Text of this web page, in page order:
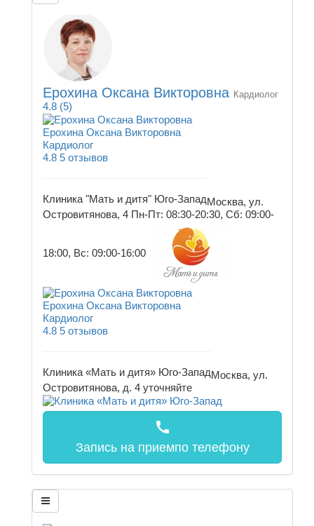
Ерохина Оксана Викторовна Кардиолог
4.8 (5)
Ерохина Оксана Викторовна
Кардиолог
4.8 5 отзывов
Клиника "Мать и дитя" Юго-ЗападМосква, ул.
Островитянова, 4 Пн-Пт: 08:30-20:30, Сб: 09:00-
18:00, Вс: 09:00-16:00
Ерохина Оксана Викторовна
Кардиолог
4.8 5 отзывов
Клиника «Мать и дитя» Юго-ЗападМосква, ул.
Островитянова, д. 4 уточняйте
call
Запись на приемпо телефону